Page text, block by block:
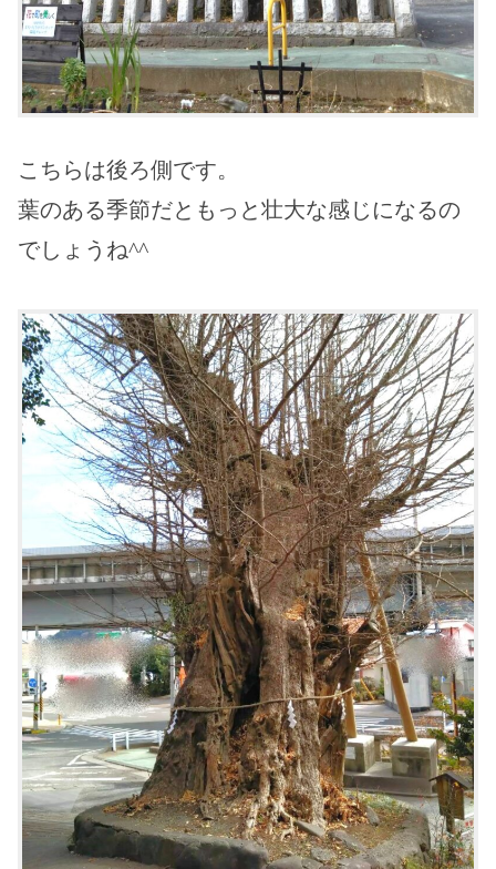
こちらは後ろ側です。
葉のある季節だともっと壮大な感じになるの
でしょうね^^